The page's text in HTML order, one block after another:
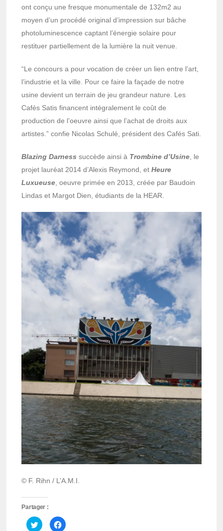
ont conçu une fresque monumentale de 132m2 au
moyen d’un procédé original d’impression sur bâche
photoluminescence captant l’énergie solaire pour
restituer partiellement de la lumière la nuit venue.
“Le concours a pour vocation de créer un lien entre l’art,
l’industrie et la ville. Pour ce faire la façade de notre
usine devient un terrain de jeu grandeur nature. Les
Cafés Satis financent intégralement le coût de
production de l’oeuvre ainsi que l’achat de droits aux
artistes.” confie Nicolas Schulé, président des Cafés Sati.
BlazingDarness succède ainsi à Trombine d’Usine , le
projet lauréat 2014 d’Alexis Reymond, etHeure
Luxueuse , oeuvre primée en 2013, créée par Baudoin
Lindas et Margot Dien, étudiants de la HEAR.
© F. Rihn / L’A.M.I.
Partager :
Cliquez
pour
Cliquez
pour